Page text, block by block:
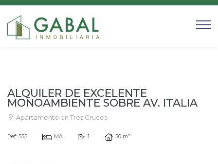
ALQUILER DE EXCELENTE
MONOAMBIENTE SOBRE AV. ITALIA
Apartamento en Tres Cruces
Ref: 555 MA 1 30 m²